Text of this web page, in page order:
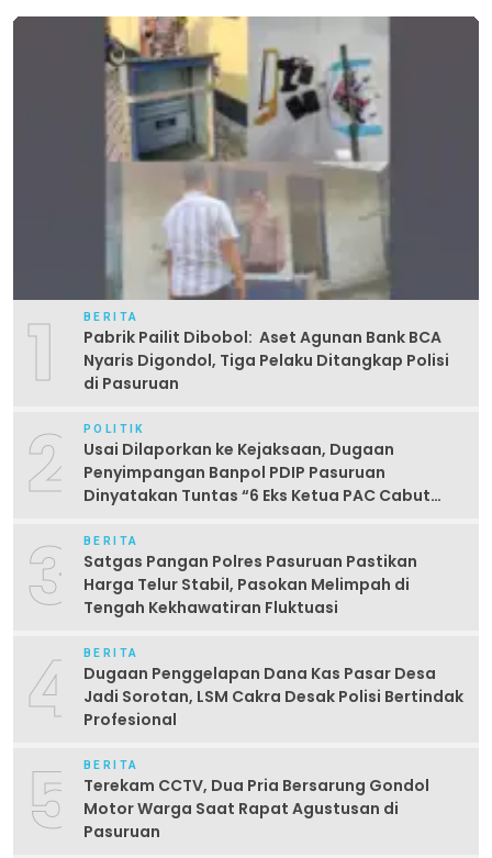
1 BERITA
Pabrik Pailit Dibobol: Aset Agunan Bank BCA
Nyaris Digondol, Tiga Pelaku Ditangkap Polisi
di Pasuruan
2 POLITIK
Usai Dilaporkan ke Kejaksaan, Dugaan
Penyimpangan Banpol PDIP Pasuruan
Dinyatakan Tuntas “6 Eks Ketua PAC Cabut
3 BERITA
Satgas Pangan Polres Pasuruan Pastikan
Harga Telur Stabil, Pasokan Melimpah di
Tengah Kekhawatiran Fluktuasi
4 BERITA
Dugaan Penggelapan Dana Kas Pasar Desa
Jadi Sorotan, LSM Cakra Desak Polisi Bertindak
Profesional
5 BERITA
Terekam CCTV, Dua Pria Bersarung Gondol
Motor Warga Saat Rapat Agustusan di
Pasuruan